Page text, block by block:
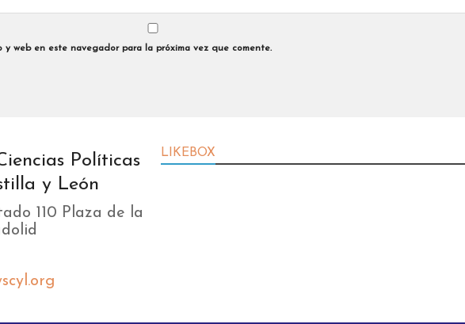
y web en este navegador para la próxima vez que comente.
Políticas
y León
110 Plaza de la
LIKEBOX